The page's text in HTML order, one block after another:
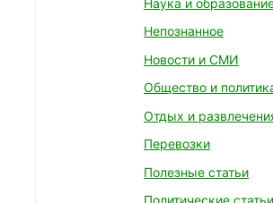
Непознанное
Новости и СМИ
Общество и
Отдых и
Перевозки
Полезные статьи
Политические статьи